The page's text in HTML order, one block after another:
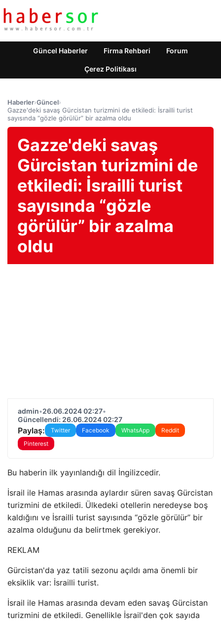
Güncel Haberler Firma Rehberi Forum
Çerez Politikası
Haberler›Güncel›
Gazze'deki savaş Gürcistan turizmini de etkiledi: İsrailli turist
sayısında “gözle görülür” bir azalma oldu
Gazze'deki savaş
Gürcistan turizmini de
etkiledi: İsrailli turist
sayısında “gözle
görülür” bir azalma
oldu
admin•26.06.2024 02:27•
Güncellendi: 26.06.2024 02:27
Paylaş: Twitter Facebook WhatsApp
Reddit
Pinterest
Bu haberin ilk yayınlandığı dil İngilizcedir.
İsrail ile Hamas arasında aylardır süren savaş Gürcistan
turizmini de etkiledi. Ülkedeki otellerin neredeyse boş
kaldığını ve İsrailli turist sayısında “gözle görülür” bir
azalma olduğunu da belirtmek gerekiyor.
REKLAM
Gürcistan'da yaz tatili sezonu açıldı ama önemli bir
eksiklik var: İsrailli turist.
İsrail ile Hamas arasında devam eden savaş Gürcistan
turizmini de etkiledi. Genellikle İsrail'den çok sayıda